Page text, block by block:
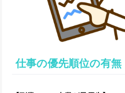
仕事の優先順位の有無